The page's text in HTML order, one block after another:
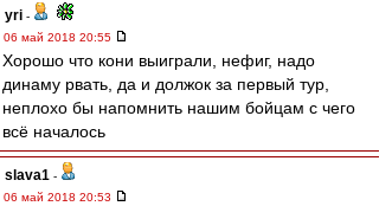
yri -
06 май 2018 20:55
Хорошо что кони выиграли, нефиг, надо
динаму рвать, да и должок за первый тур,
неплохо бы напомнить нашим бойцам с чего
всё началось
slava1 -
06 май 2018 20:53